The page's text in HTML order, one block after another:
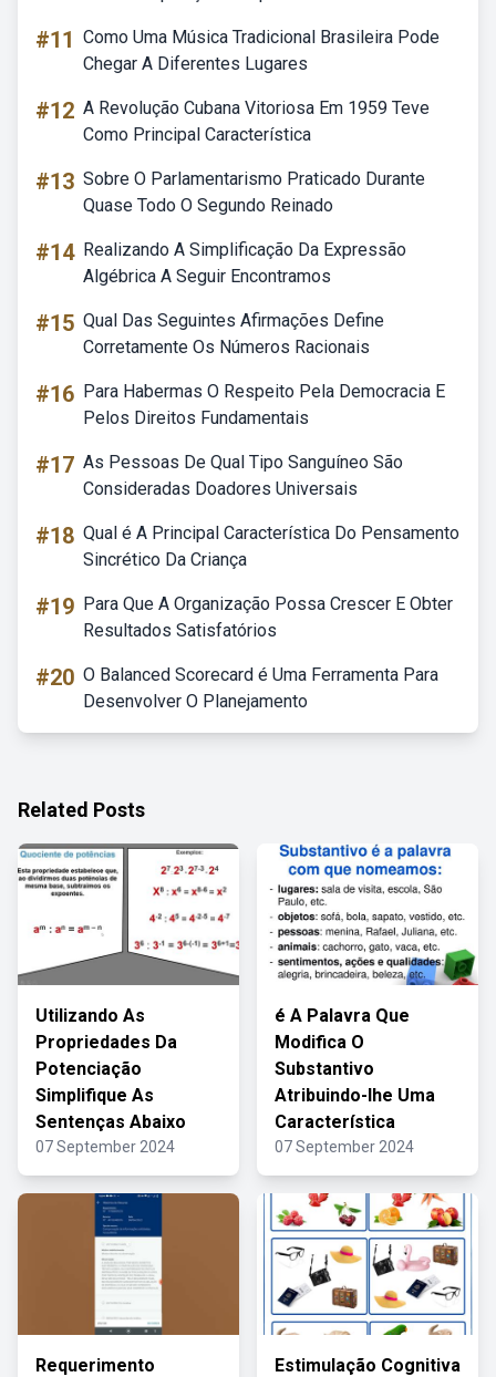
#11 Como Uma Música Tradicional Brasileira Pode
Chegar A Diferentes Lugares
#12 A Revolução Cubana Vitoriosa Em 1959 Teve
Como Principal Característica
#13 Sobre O Parlamentarismo Praticado Durante
Quase Todo O Segundo Reinado
#14 Realizando A Simplificação Da Expressão
Algébrica A Seguir Encontramos
#15 Qual Das Seguintes Afirmações Define
Corretamente Os Números Racionais
#16 Para Habermas O Respeito Pela Democracia E
Pelos Direitos Fundamentais
#17 As Pessoas De Qual Tipo Sanguíneo São
Consideradas Doadores Universais
#18 Qual é A Principal Característica Do Pensamento
Sincrético Da Criança
#19 Para Que A Organização Possa Crescer E Obter
Resultados Satisfatórios
#20 O Balanced Scorecard é Uma Ferramenta Para
Desenvolver O Planejamento
Related Posts
Utilizando As
Propriedades Da
Potenciação
Simplifique As
Sentenças Abaixo
07 September 2024
é A Palavra Que
Modifica O
Substantivo
Atribuindo-lhe Uma
Característica
07 September 2024
Requerimento Estimulação Cognitiva